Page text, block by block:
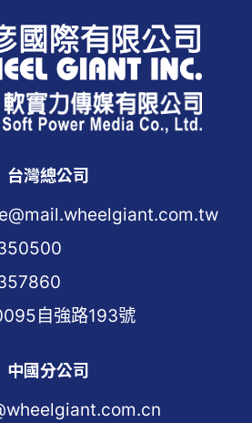
台灣總公司
自強路193號
中國分公司